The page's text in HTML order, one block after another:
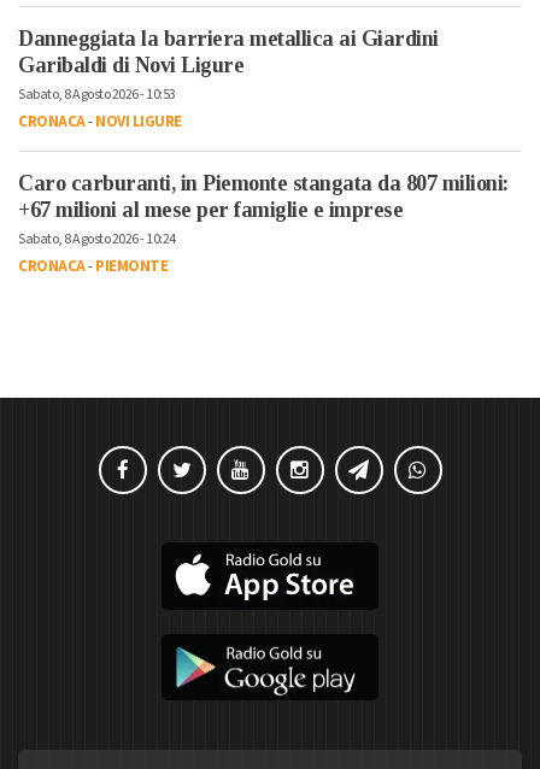
Danneggiata la barriera metallica ai Giardini
Garibaldi di Novi Ligure
Sabato, 8 Agosto 2026 - 10:53
CRONACA-NOVI LIGURE
Caro carburanti, in Piemonte stangata da 807 milioni:
+67 milioni al mese per famiglie e imprese
Sabato, 8 Agosto 2026 - 10:24
CRONACA-PIEMONTE